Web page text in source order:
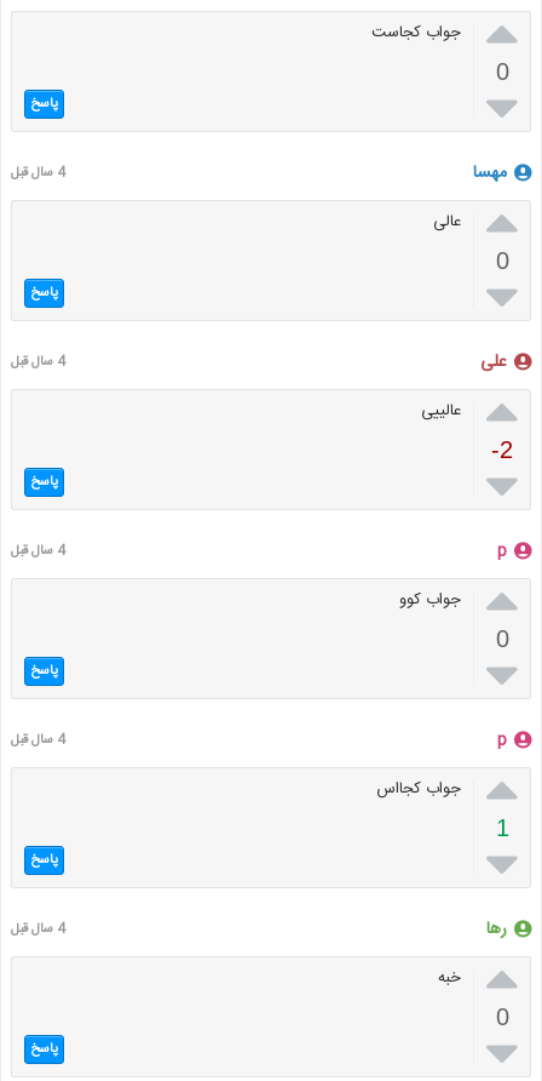

0

جواب کجاست
پاسخ
مهسا 4 سال قبل

0

عالی
پاسخ
علی 4 سال قبل

-2

عالییی
پاسخ
p 4 سال قبل

0

جواب کوو
پاسخ
p 4 سال قبل

1

جواب کجااس
پاسخ
رها 4 سال قبل

0

خبه
پاسخ